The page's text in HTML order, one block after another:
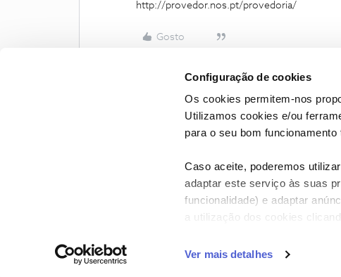
Configuração de cookies
Os cookies permitem-nos
Utilizamos cookies e/ou
para o seu bom
Caso aceite, poderemos
adaptar este serviço às suas
funcionalidade) e adaptar
a utilização dos cookies
Ver mais detalhes
http://provedor.nos.pt/provedoria/
Gosto